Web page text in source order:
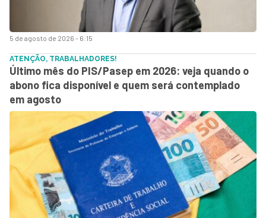
5 de agosto de 2026 - 6:15
ATENÇÃO, TRABALHADORES!
Último mês do PIS/Pasep em 2026: veja quando o
abono fica disponível e quem será contemplado
em agosto